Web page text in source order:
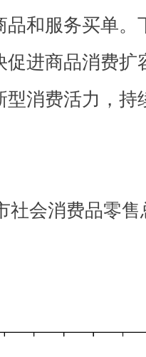
和服务买单
进商品消费
消费活力，
社会消费品零